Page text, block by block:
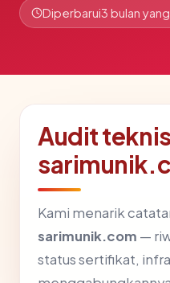
Diperbarui3 bulan
Audit teknis
Kami menarik
sarimunik.com —
status sertifikat,